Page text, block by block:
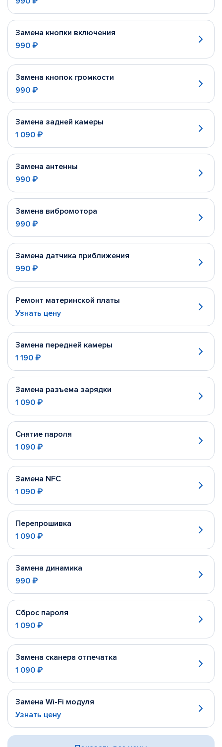
Замена кнопки включения
990 ₽
Замена кнопок громкости
990 ₽
Замена задней камеры
1 090 ₽
Замена антенны
990 ₽
Замена вибромотора
990 ₽
Замена датчика приближения
990 ₽
Ремонт материнской платы
Узнать цену
Замена передней камеры
1 190 ₽
Замена разъема зарядки
1 090 ₽
Снятие пароля
1 090 ₽
Замена NFC
1 090 ₽
Перепрошивка
1 090 ₽
Замена динамика
990 ₽
Сброс пароля
1 090 ₽
Замена сканера отпечатка
1 090 ₽
Замена Wi-Fi модуля
Узнать цену